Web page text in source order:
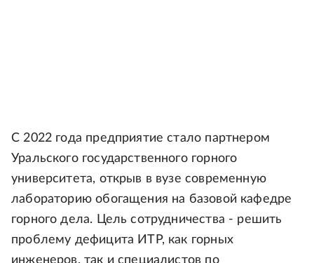
С 2022 года предприятие стало партнером
Уральского государственного горного
университета, открыв в вузе современную
лабораторию обогащения на базовой кафедре
горного дела. Цель сотрудничества - решить
проблему дефицита ИТР, как горных
инженеров, так и специалистов по